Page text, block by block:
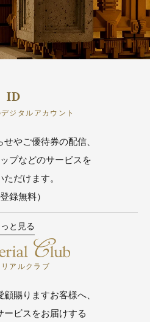
ジタルアカウント
やご優待券の配信、
プなどのサービスを
ただけます。
登録無料）
と見る
アルクラブ
賜りますお客様へ、
ービスをお届けする